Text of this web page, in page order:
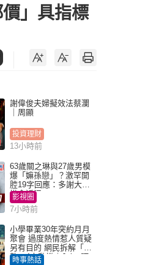
」具指標
謝偉俊夫婦擬效法蔡瀾
｜周顯
投資理財
13小時前
63歲關之琳與27歲男模
爆「嫲孫戀」？激罕開
腔19字回應：多謝大家
掛念近況
影視圈
7小時前
小學畢業30年突約月月
聚會 過度熱情惹人質疑
另有目的 網民拆解「扮
熟」4大動機｜Juicy叮
時事熱話